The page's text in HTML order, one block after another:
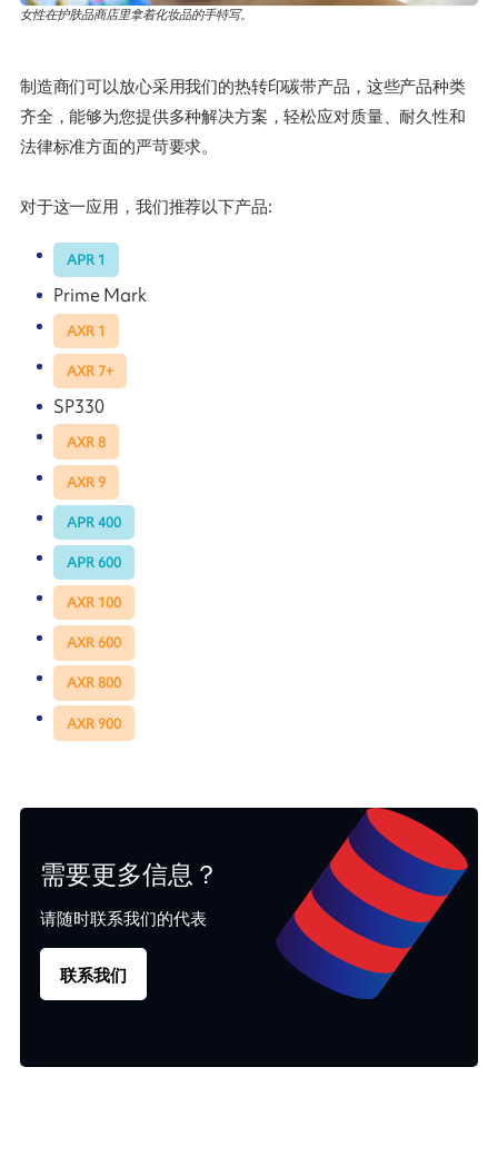
女性在护肤品商店里拿着化妆品的手特写。
制造商们可以放心采用我们的热转印碳带产品，这些产品种类
齐全，能够为您提供多种解决方案，轻松应对质量、耐久性和
法律标准方面的严苛要求。
对于这一应用，我们推荐以下产品:
APR 1
Prime Mark
AXR 1
AXR 7+
SP330
AXR 8
AXR 9
APR 400
APR 600
AXR 100
AXR 600
AXR 800
AXR 900
需要更多信息？
请随时联系我们的代表
联系我们